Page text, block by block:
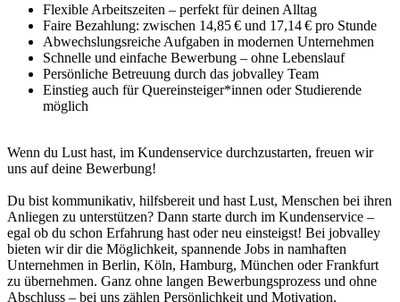
Flexible Arbeitszeiten – perfekt für deinen Alltag
Faire Bezahlung: zwischen 14,85 € und 17,14 € pro Stunde
Abwechslungsreiche Aufgaben in modernen Unternehmen
Schnelle und einfache Bewerbung – ohne Lebenslauf
Persönliche Betreuung durch das jobvalley Team
Einstieg auch für Quereinsteiger*innen oder Studierende
möglich
Wenn du Lust hast, im Kundenservice durchzustarten, freuen wir
uns auf deine Bewerbung!
Du bist kommunikativ, hilfsbereit und hast Lust, Menschen bei ihren
Anliegen zu unterstützen? Dann starte durch im Kundenservice –
egal ob du schon Erfahrung hast oder neu einsteigst! Bei jobvalley
bieten wir dir die Möglichkeit, spannende Jobs in namhaften
Unternehmen in Berlin, Köln, Hamburg, München oder Frankfurt
zu übernehmen. Ganz ohne langen Bewerbungsprozess und ohne
Abschluss – bei uns zählen Persönlichkeit und Motivation.